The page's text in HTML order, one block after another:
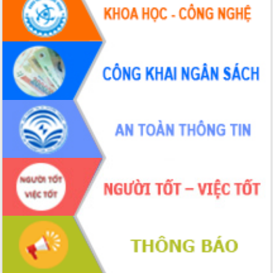
Tháo gỡ những vướng mắc, đẩy mạnh
công tác cải cách thủ tục hành chính
tại Trung tâm Phục vụ hành chính
công tỉnh
Đắk Lắk: Tôn vinh 46 giải pháp tại Hội
thi Sáng tạo Kỹ thuật 2024 - 2025
Đắk Lắk rà soát, điều chỉnh Đề án 190
về phát triển nuôi trồng thủy sản
Phó Chủ tịch UBND tỉnh Đắk Lắk
Trương Công Thái kiểm tra thực địa
Dự án cao tốc Khánh Hòa - Buôn Ma
Định vị cà phê Việt Nam như một “di
sản sống” trong dòng chảy toàn cầu
Xây dựng nông thôn mới: Nâng cao đời
sống người dân từ những mô hình thiết
Quyết liệt tháo gỡ vướng mắc, đẩy
nhanh tiến độ các dự án trọng điểm
trong Khu kinh tế Nam Phú Yên